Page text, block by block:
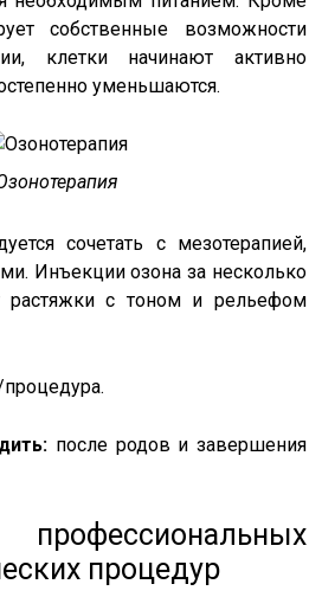
собственные возможности
клетки начинают активно
уменьшаются.
сочетать с мезотерапией,
Инъекции озона за несколько
растяжки с тоном и рельефом
после родов и завершения
процедур